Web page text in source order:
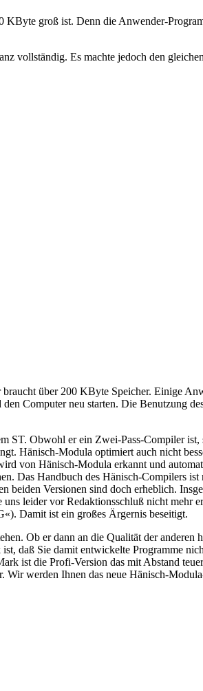
groß ist. Denn die Anwender-
vollständig. Es machte jedoch den
über 200 KByte Speicher. Einige
Computer neu starten. Die Benutzung
ST. Obwohl er ein Zwei-Pass-Compiler
Hänisch-Modula optimiert auch nicht
von Hänisch-Modula erkannt und
Das Handbuch des Hänisch-Compilers
beiden Versionen sind doch erheblich.
leider vor Redaktionsschluß nicht mehr
Damit ist ein großes Ärgernis beseitigt.
Ob er dann an die Qualität der anderen
daß Sie damit entwickelte Programme
ist die Profi-Version das mit Abstand
werden Ihnen das neue Hänisch-